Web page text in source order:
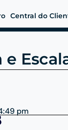
Central do
pm